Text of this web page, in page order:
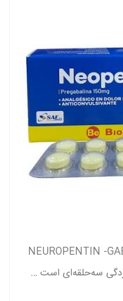
نورتریپتیلین یک داروی ضدافسردگی سه‌حلقه‌ای است که برای درمان افسردگی، دردهای عصبی (نوروپاتی)، پیشگیری از میگرن و برخی اختلالات روانی دیگر تجویز می‌شود